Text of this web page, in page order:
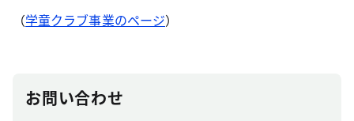
（学童クラブ事業のページ）
お問い合わせ